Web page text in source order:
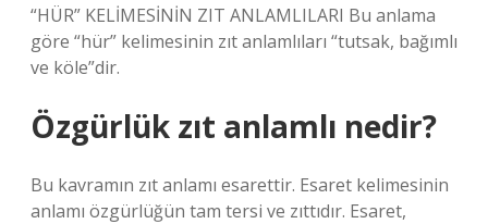
“HÜR” KELİMESİNİN ZIT ANLAMLILARI Bu anlama
göre “hür” kelimesinin zıt anlamlıları “tutsak, bağımlı
ve köle”dir.
Özgürlük zıt anlamlı nedir?
Bu kavramın zıt anlamı esarettir. Esaret kelimesinin
anlamı özgürlüğün tam tersi ve zıttıdır. Esaret,